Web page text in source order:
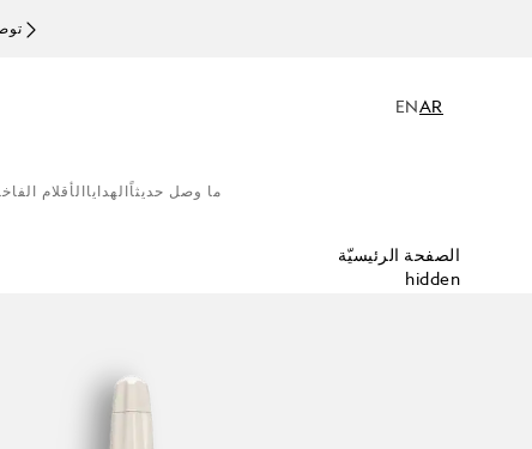
AR
EN
ما وصل حديثاً الهدايا الأقلام
الصفحة الرئيسيّة
hidden